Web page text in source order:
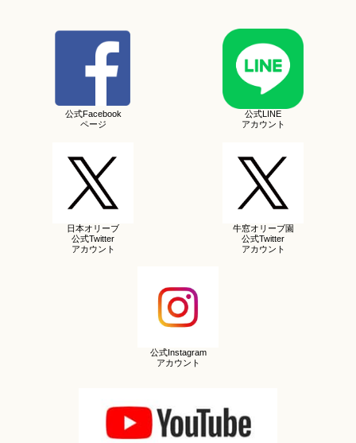
公式Facebook
ページ
公式LINE
アカウント
日本オリーブ
公式Twitter
アカウント
牛窓オリーブ園
公式Twitter
アカウント
公式Instagram
アカウント